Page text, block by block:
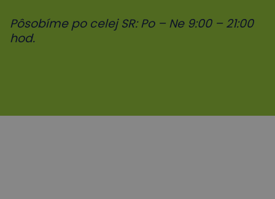
Pôsobíme po celej SR: Po – Ne 9:00 – 21:00
hod.